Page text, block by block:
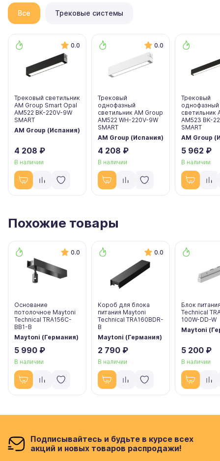
Все Трековые системы
0.0
Трековый светильник
AM Group Smart Opal
AM522 BK-220V-9W
SMART
AM Group (Испания)
4 208 ₽
В наличии
0.0
Трековый
однофазный
светильник AM Group
AM522 WH-220V-9W
SMART
AM Group (Испания)
4 208 ₽
В наличии
Трековый
однофазный
светильник
AM523 BK-
SMART
AM Group
5 962 ₽
В наличии
Похожие товары
0.0
Основание
потолочное Maytoni
Technical TRA156C-
BB1-B
Maytoni (Германия)
5 990 ₽
В наличии
0.0
Короб для блока
питания Maytoni
Technical TRA160BDR-
B
Maytoni (Германия)
2 790 ₽
В наличии
Блок
Technical
100W-DD-W
Maytoni
5 200 ₽
В наличии
Подписывайтесь и будьте в курсе всех
акций и новых товаров распродажи!